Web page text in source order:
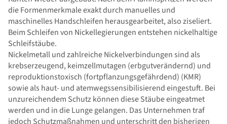
die Formenmerkmale exakt durch manuelles und
maschinelles Handschleifen herausgearbeitet, also ziseliert.
Beim Schleifen von Nickellegierungen entstehen nickelhaltige
Schleifstäube.
Nickelmetall und zahlreiche Nickelverbindungen sind als
krebserzeugend, keimzellmutagen (erbgutverändernd) und
reproduktionstoxisch (fortpflanzungs­gefährdend) (KMR)
sowie als haut- und atemwegssensibilisierend ein­gestuft. Bei
unzureichendem Schutz können diese Stäube eingeatmet
werden und in die Lunge gelangen. Das Unternehmen traf
jedoch Schutzmaßnahmen und unterschritt den bisherigen